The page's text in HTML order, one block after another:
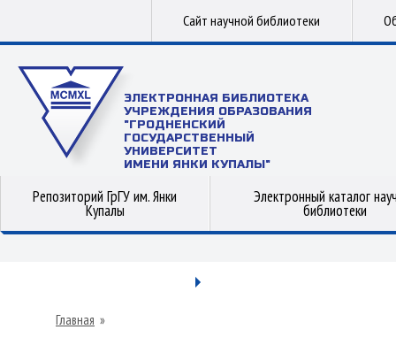
Сайт научной библиотеки
ЭЛЕКТРОННАЯ БИБЛИОТЕКА
УЧРЕЖДЕНИЯ ОБРАЗОВАНИЯ
"ГРОДНЕНСКИЙ
ГОСУДАРСТВЕННЫЙ
УНИВЕРСИТЕТ
ИМЕНИ ЯНКИ КУПАЛЫ"
Репозиторий ГрГУ им. Янки
Купалы
Электронный каталог
библиотеки
Главная »